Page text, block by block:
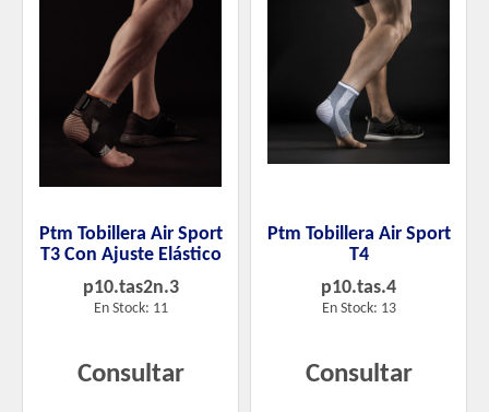
Ptm Tobillera Air Sport
T3 Con Ajuste Elástico
p10.tas2n.3
En Stock: 11
Consultar
Ptm Tobillera Air Sport
T4
p10.tas.4
En Stock: 13
Consultar